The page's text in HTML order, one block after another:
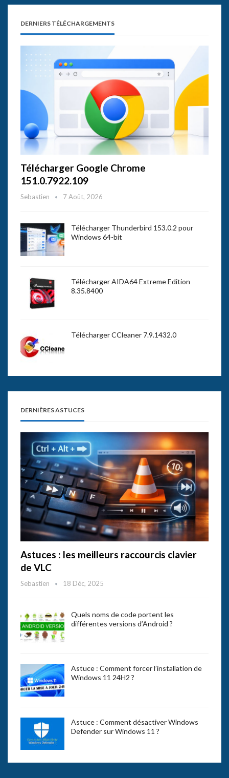
DERNIERS TÉLÉCHARGEMENTS
Télécharger Google Chrome
151.0.7922.109
Sebastien 7 Août, 2026
Télécharger Thunderbird 153.0.2 pour
Windows 64-bit
Télécharger AIDA64 Extreme Edition
8.35.8400
Télécharger CCleaner 7.9.1432.0
DERNIÈRES ASTUCES
Astuces : les meilleurs raccourcis clavier
de VLC
Sebastien 18 Déc, 2025
Quels noms de code portent les
différentes versions d’Android ?
Astuce : Comment forcer l’installation de
Windows 11 24H2 ?
Astuce : Comment désactiver Windows
Defender sur Windows 11 ?